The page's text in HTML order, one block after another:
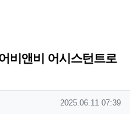
비앤비 어시스턴트로
작성일
2025.06.11 07:39